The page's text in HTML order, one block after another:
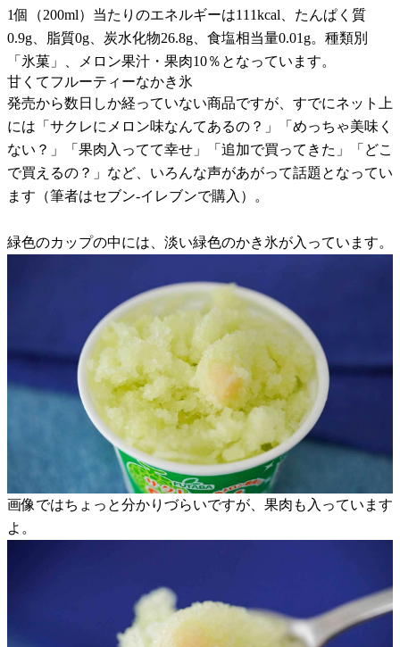
1個（200ml）当たりのエネルギーは111kcal、たんぱく質
0.9g、脂質0g、炭水化物26.8g、食塩相当量0.01g。種類別
「氷菓」、メロン果汁・果肉10％となっています。
甘くてフルーティーなかき氷
発売から数日しか経っていない商品ですが、すでにネット上
には「サクレにメロン味なんてあるの？」「めっちゃ美味く
ない？」「果肉入ってて幸せ」「追加で買ってきた」「どこ
で買えるの？」など、いろんな声があがって話題となってい
ます（筆者はセブン-イレブンで購入）。
緑色のカップの中には、淡い緑色のかき氷が入っています。
画像ではちょっと分かりづらいですが、果肉も入っています
よ。